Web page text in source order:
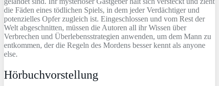
die Fäden eines tödlichen Spiels, in dem jeder Verdächtiger und
potenzielles Opfer zugleich ist. Eingeschlossen und vom Rest der
Welt abgeschnitten, müssen die Autoren all ihr Wissen über
Verbrechen und Überlebensstrategien anwenden, um dem Mann zu
entkommen, der die Regeln des Mordens besser kennt als anyone
else.
Hörbuchvorstellung